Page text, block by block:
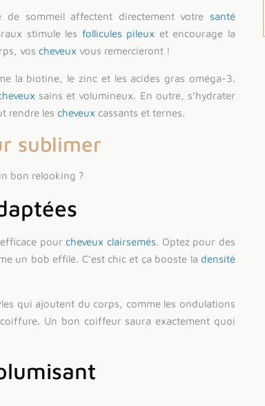
sommeil affectent directement votre santé
stimule les follicules pileux et encourage la
vos cheveux vous remercieront !
la biotine, le zinc et les acides gras oméga-3.
sains et volumineux. En outre, s’hydrater
rendre les cheveux cassants et ternes.
sublimer
bon relooking ?
efficace pourcheveux clairsemés. Optez pour des
un bob effilé. C’est chic et ça booste la densité
qui ajoutent du corps, comme les ondulations
Un bon coiffeur saura exactement quoi